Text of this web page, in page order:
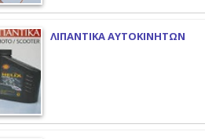
ΛΙΠΑΝΤΙΚΑ ΑΥΤΟΚΙΝΗΤΩΝ